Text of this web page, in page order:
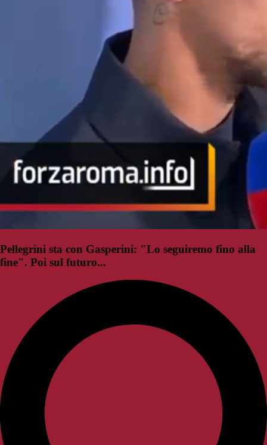
Pellegrini sta con Gasperini: "Lo seguiremo fino alla
fine". Poi sul futuro...